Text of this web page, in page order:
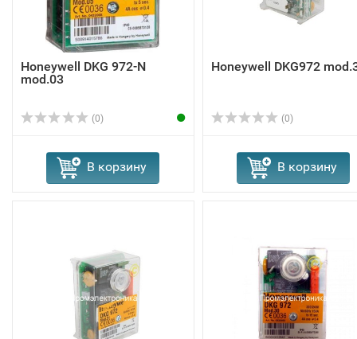
Honeywell DKG 972-N
mod.03
(0)
В корзину
Honeywell DKG972
(0)
В корзину